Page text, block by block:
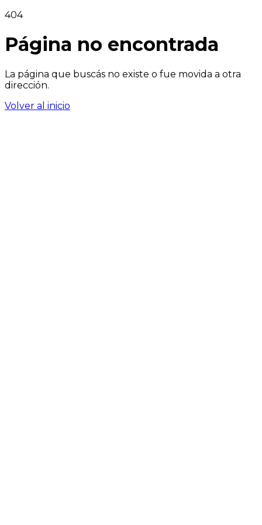
404
Página no encontrada
La página que buscás no existe o fue movida a otra
dirección.
Volver al inicio